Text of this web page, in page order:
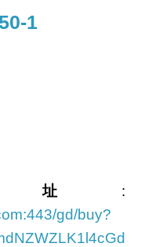
1
址 :
gd/buy?